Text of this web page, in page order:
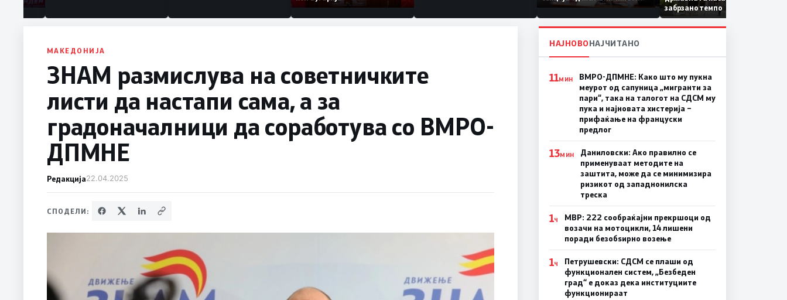
Коридор 8, Македонија
станува раскрсница на
Балканот
забрзано темпо
МАКЕДОНИЈА
ЗНАМ размислува на советничките
листи да настапи сама, а за
градоначалници да соработува со ВМРО-
ДПМНЕ
Редакција22.04.2025
СПОДЕЛИ:
НАЈНОВОНАЈЧИТАНО
11МИН
ВМРО-ДПМНЕ: Како што му пукна
меурот од сапуница „мигранти за
пари“, така на талогот на СДСМ му
пука и најновата хистерија –
прифаќање на француски
предлог
13МИН
Даниловски: Ако правилно се
применуваат методите на
заштита, може да се минимизира
ризикот од западнонилска
треска
1Ч
МВР: 222 сообраќајни прекршоци од
возачи на мотоцикли, 14 лишени
поради безобѕирно возење
1Ч
Петрушевски: СДСМ се плаши од
функционален систем, „Безбеден
град“ е доказ дека институциите
функционираат